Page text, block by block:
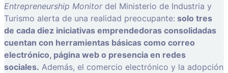
Entrepreneurship Monitordel Ministerio de Industria y
Turismo alerta de una realidad preocupante: solo tres
de cada diez iniciativas emprendedoras consolidadas
cuentan con herramientas básicas como correo
electrónico, página web o presencia en redes
sociales. Además, el comercio electrónico y la adopción